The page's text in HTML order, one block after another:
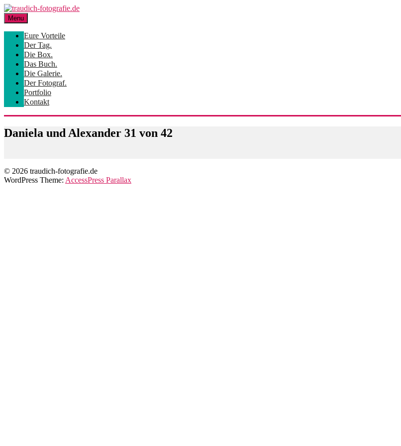
Skip
to
content
Menu
Eure Vorteile
Der Tag.
Die Box.
Das Buch.
Die Galerie.
Der Fotograf.
Portfolio
Kontakt
Daniela und Alexander 31 von 42
© 2026 traudich-fotografie.de
WordPress Theme: AccessPress Parallax